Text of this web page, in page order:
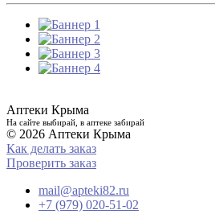
Аптеки Крыма
На сайте выбирай, в аптеке забирай
© 2026 Аптеки Крыма
Как делать заказ
Проверить заказ
mail@apteki82.ru
+7 (979) 020-51-02